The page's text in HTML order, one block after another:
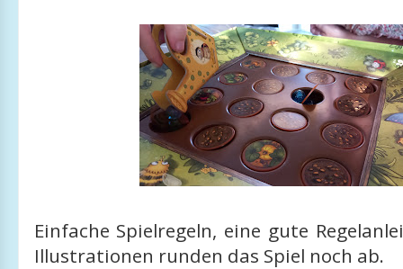
Einfache Spielregeln, eine gute
Illustrationen runden das Spiel noch ab.